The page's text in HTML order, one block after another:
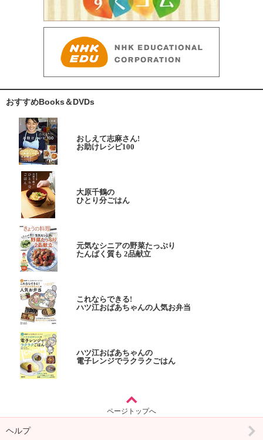
おすすめBooks＆DVDs
おしえて志麻さん!
お助けレシピ100
大原千鶴の
ひとり分ごはん
元気なシニアの野菜たっぷり
たんぱく質も 2品献立
これならできる!
ハツ江おばあちゃんの人気お弁当
ハツ江おばあちゃんの
電子レンジでラクラクごはん
ページトップへ
ヘルプ